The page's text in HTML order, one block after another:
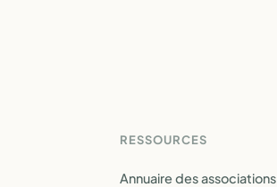
RESSOURCES
Annuaire des associations